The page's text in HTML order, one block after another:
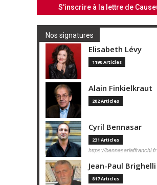
Nos signatures
Elisabeth Lévy
1190 Articles
Alain Finkielkraut
202 Articles
Cyril Bennasar
231 Articles
https://bennasarlaffranchi.fr
Jean-Paul Brighelli
817 Articles